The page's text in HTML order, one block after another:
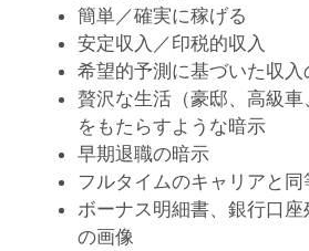
簡単／確実に稼げる
安定収入／印税的収入
希望的予測に基づいた収入
贅沢な生活（豪邸、高級車
をもたらすような暗示
早期退職の暗示
フルタイムのキャリアと
ボーナス明細書、銀行口
の画像